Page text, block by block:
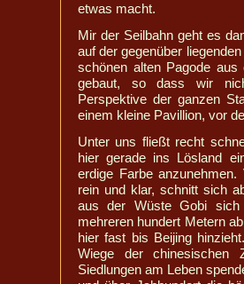
etwas macht.
Mir der Seilbahn geht es
auf der gegenüber
schönen alten Pagode
gebaut, so dass wir
Perspektive der ganzen
einem kleine Pavillion, vor
Unter uns fließt recht
hier gerade ins Lösland
erdige Farbe
rein und klar, schnitt sich
aus der Wüste Gobi
mehreren hundert Metern
hier fast bis Beijing
Wiege der chinesischen
Siedlungen am Leben